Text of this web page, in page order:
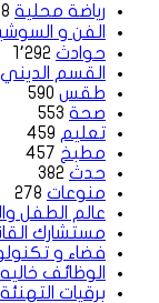
رياضة محلية
الفن و
حوادث 1٬292
القسم الديني
طقس 590
صحة 553
تعليم 459
مطبخ 457
حدث 382
منوعات 278
عالم الطفل
مستشارك
فضاء و
الوظائف خاليه
برقيات